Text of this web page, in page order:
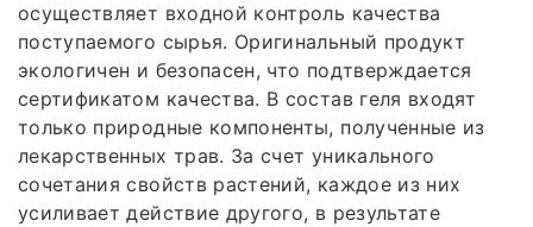
осуществляет входной контроль качества
поступаемого сырья. Оригинальный продукт
экологичен и безопасен, что подтверждается
сертификатом качества. В состав геля входят
только природные компоненты, полученные из
лекарственных трав. За счет уникального
сочетания свойств растений, каждое из них
усиливает действие другого, в результате